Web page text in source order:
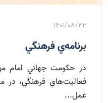
1401/08/22
برنامه‌ي فرهنگي
در حكومت جهاني امام
فعاليت‌هاي فرهنگي، در
عمل...